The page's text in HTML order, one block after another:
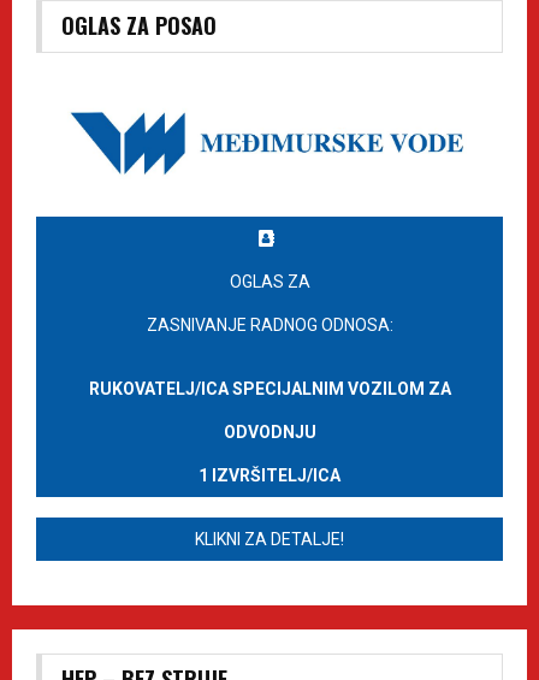
OGLAS ZA POSAO
OGLAS ZA
ZASNIVANJE RADNOG ODNOSA:
RUKOVATELJ/ICA SPECIJALNIM VOZILOM ZA
ODVODNJU
1 IZVRŠITELJ/ICA
KLIKNI ZA DETALJE!